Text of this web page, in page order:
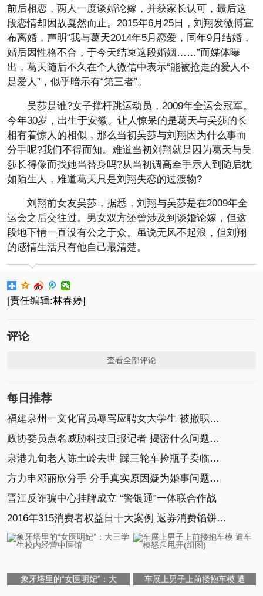
前后相恋，两人一度谈婚论嫁，并获家长认可，最后这
段恋情却因故戛然而止。2015年6月25日，刘翔发微博宣
布离婚，声明“我与葛天2014年5月恋爱，同年9月结婚，
婚后因性格不合，于今天结束这段婚姻……”而媒体曝
出，葛天随后不久在个人微信中表示“能被抢走的爱人不
是爱人”，似乎暗示有“第三者”。
吴莎是谁?女子撑杆跳运动员，2009年全运会冠军。
今年30岁，出生于安徽。让人惊呆的是葛天与吴莎的长
相有着惊人的相似，那么当初吴莎与刘翔因为什么事而
分手呢?我们不得而知。难道当初刘翔就是因为葛天与吴
莎长得像而找她当替身吗?从当初调高牵手示人到随后犹
如陌生人，难道葛天只是刘翔失恋的过渡物?
刘翔前女友吴莎，据悉，刘翔与吴莎是在2009年全
运会之后交往过。男女双方还曾涉及到谈婚论嫁，但这
段地下情一直没有公之于众。虽说无风不起浪，但刘翔
的感情生活只有他自己最清楚。
[责任编辑:林春婷]
评论
查看全部评论
每日推荐
福建泉州一文化官员辱骂应聘女大学生 被撤职开除
政协委员点名威胁科技日报记者 揭密什么问题惹怒
泉港九旬老人陈土岭去世 踩三轮车捡瓶子卖临终捐
方力申邓丽欣分手 分手真实原因疑为婚事问题不合拍
晋江反诈骗中心挂牌成立 “警银通”一体联合作战
2016年315消费者权益日十大案例 返券消费馅饼变陷阱
象牙塔里的“女医明妃”：大 车展上男子上前搂抱车模 遭